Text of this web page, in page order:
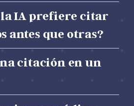
antes que otras?
citación en un
usar código